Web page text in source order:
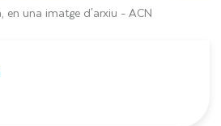
en una imatge d'arxiu -ACN